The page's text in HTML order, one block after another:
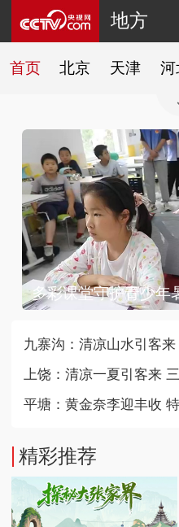
地方
首页 北京 天津 河
多彩课堂守护青少年
九寨沟：清凉山水引客
上饶：清凉一夏引客来
平塘：黄金奈李迎丰收
精彩推荐